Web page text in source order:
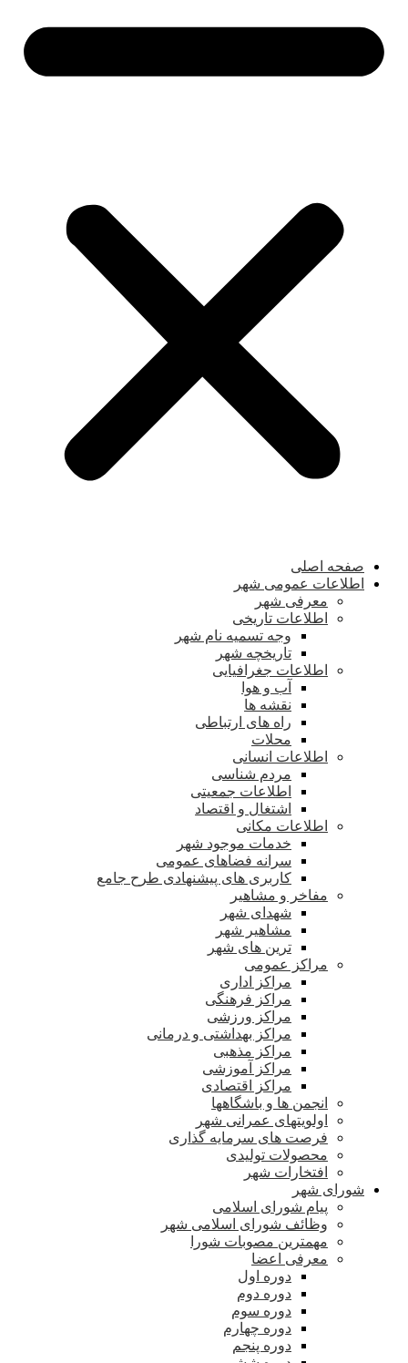
صفحه اصلی
اطلاعات عمومی شهر
معرفی شهر
اطلاعات تاریخی
وجه تسمیه نام شهر
تاریخچه شهر
اطلاعات جغرافیایی
آب و هوا
نقشه ها
راه های ارتباطی
محلات
اطلاعات انسانی
مردم شناسی
اطلاعات جمعیتی
اشتغال و اقتصاد
اطلاعات مکانی
خدمات موجود شهر
سرانه فضاهای عمومی
کاربری های پیشنهادی طرح جامع
مفاخر و مشاهیر
شهدای شهر
مشاهیر شهر
ترین های شهر
مراکز عمومی
مراکز اداری
مراکز فرهنگی
مراکز ورزشی
مراکز بهداشتی و درمانی
مراکز مذهبی
مراکز آموزشی
مراکز اقتصادی
انجمن ها و باشگاهها
اولویتهای عمرانی شهر
فرصت های سرمایه گذاری
محصولات تولیدی
افتخارات شهر
شورای شهر
پیام شورای اسلامی
وظائف شورای اسلامی شهر
مهمترین مصوبات شورا
معرفی اعضا
دوره اول
دوره دوم
دوره سوم
دوره چهارم
دوره پنجم